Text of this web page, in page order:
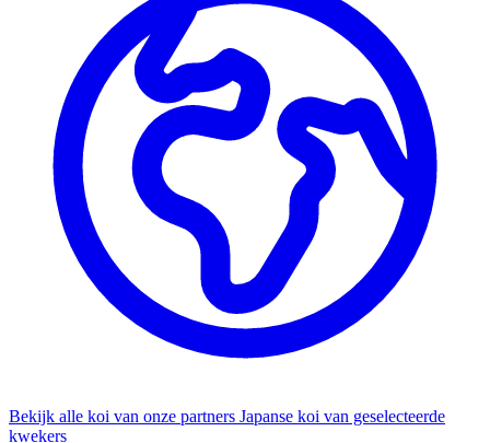
Bekijk alle koi van onze partners Japanse koi van geselecteerde
kwekers